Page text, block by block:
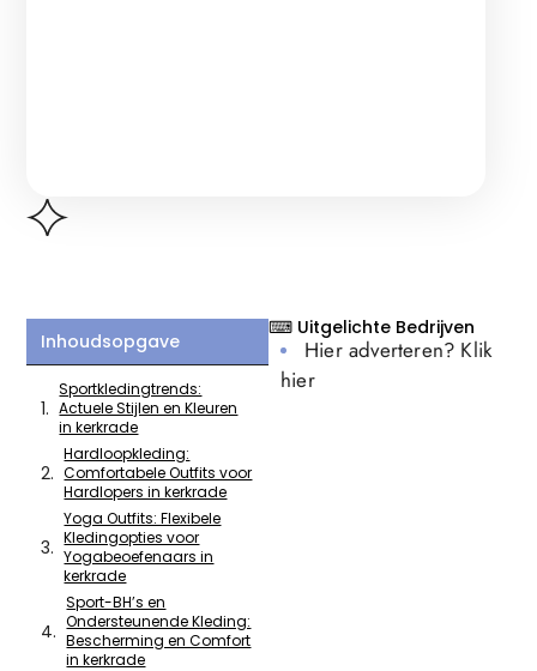
Inhoudsopgave
Sportkledingtrends:
Actuele Stijlen en Kleuren
in kerkrade
Hardloopkleding:
Comfortabele Outfits voor
Hardlopers in kerkrade
Yoga Outfits: Flexibele
Kledingopties voor
Yogabeoefenaars in
kerkrade
Sport-BH’s en
Ondersteunende Kleding:
Bescherming en Comfort
in kerkrade
⌨ Uitgelichte Bedrijven
Hier adverteren? Klik
hier